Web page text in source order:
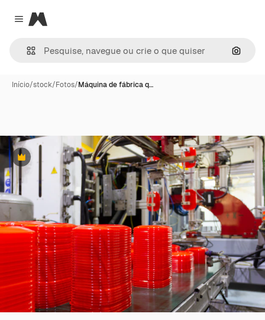
Close menu
Magnific
Início/stock/Fotos/Máquina de fábrica q…
Premium